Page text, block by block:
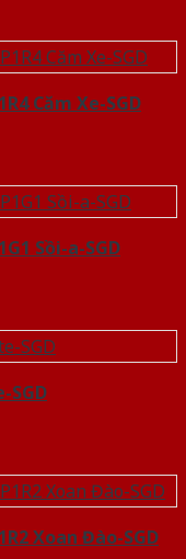
Căm Xe-SGD
Sồi-a-SGD
SGD
Xoan Đào-SGD